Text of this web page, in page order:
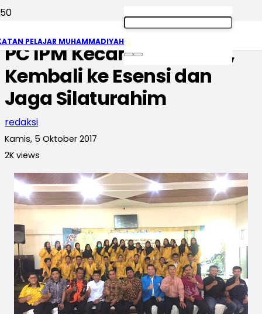
PELAJAR MUHAMMADIYAH
Pelantikan Nahkoda Baru
PC IPM Kecamatan Batu,
Kembali ke Esensi dan
Jaga Silaturahim
redaksi
Kamis, 5 Oktober 2017
2K views